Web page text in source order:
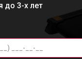
до 3-х лет